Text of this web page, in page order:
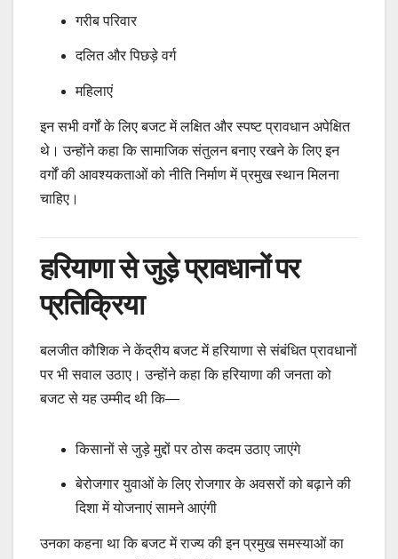
गरीब परिवार
दलित और पिछड़े वर्ग
महिलाएं
इन सभी वर्गों के लिए बजट में लक्षित और स्पष्ट प्रावधान अपेक्षित
थे। उन्होंने कहा कि सामाजिक संतुलन बनाए रखने के लिए इन
वर्गों की आवश्यकताओं को नीति निर्माण में प्रमुख स्थान मिलना
चाहिए।
हरियाणा से जुड़े प्रावधानों पर
प्रतिक्रिया
बलजीत कौशिक ने केंद्रीय बजट में हरियाणा से संबंधित प्रावधानों
पर भी सवाल उठाए। उन्होंने कहा कि हरियाणा की जनता को
बजट से यह उम्मीद थी कि—
किसानों से जुड़े मुद्दों पर ठोस कदम उठाए जाएंगे
बेरोजगार युवाओं के लिए रोजगार के अवसरों को बढ़ाने की
दिशा में योजनाएं सामने आएंगी
उनका कहना था कि बजट में राज्य की इन प्रमुख समस्याओं का